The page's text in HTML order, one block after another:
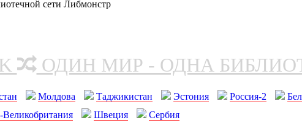
сети Либмонстр
ОДИН МИР - ОДНА
Молдова Таджикистан Эстония Россия-2
Швеция Сербия